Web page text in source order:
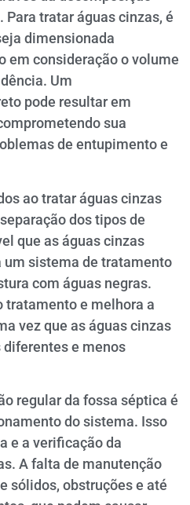
tratar águas cinzas, é
dimensionada
em consideração o volume
Um
pode resultar em
sua
de entupimento e
ao tratar águas cinzas
dos tipos de
que as águas cinzas
sistema de tratamento
com águas negras.
tratamento e melhora a
vez que as águas cinzas
e menos
regular da fossa séptica é
do sistema. Isso
e a verificação da
A falta de manutenção
sólidos, obstruções e até